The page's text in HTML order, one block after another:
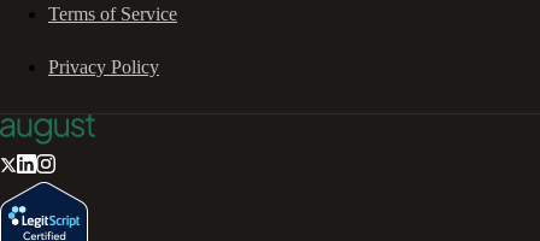
Terms of Service
Privacy Policy